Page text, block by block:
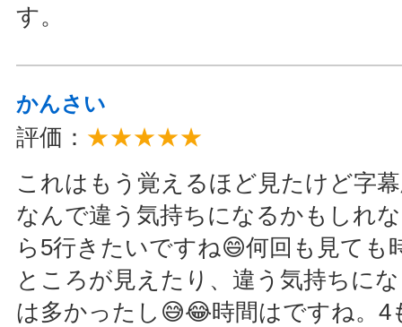
す。
かんさい
評価： ★★★★★
これはもう覚えるほど見たけど字
なんで違う気持ちになるかもしれ
ら5行きたいですね😄何回も見ても
ところが見えたり、違う気持ちに
は多かったし😅😂時間はですね。4